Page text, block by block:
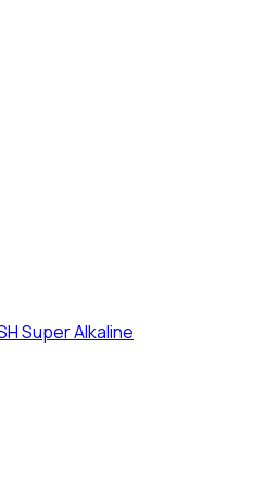
Super Alkaline